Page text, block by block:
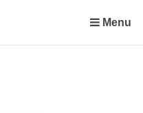
Menu